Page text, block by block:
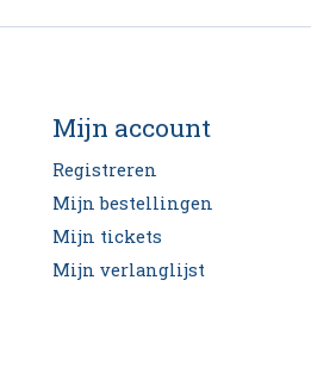
Mijn account
Registreren
Mijn bestellingen
Mijn tickets
Mijn verlanglijst